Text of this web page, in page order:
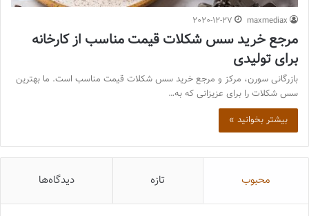
maxmediax
2020-12-27
مرجع خرید سس شکلات قیمت مناسب از کارخانه
برای تولیدی
بازرگانی سورن، مرکز و مرجع خرید سس شکلات قیمت مناسب است. ما بهترین
سس شکلات را برای عزیزانی که به…
بیشتر بخوانید »
محبوب تازه دیدگاه‌ها